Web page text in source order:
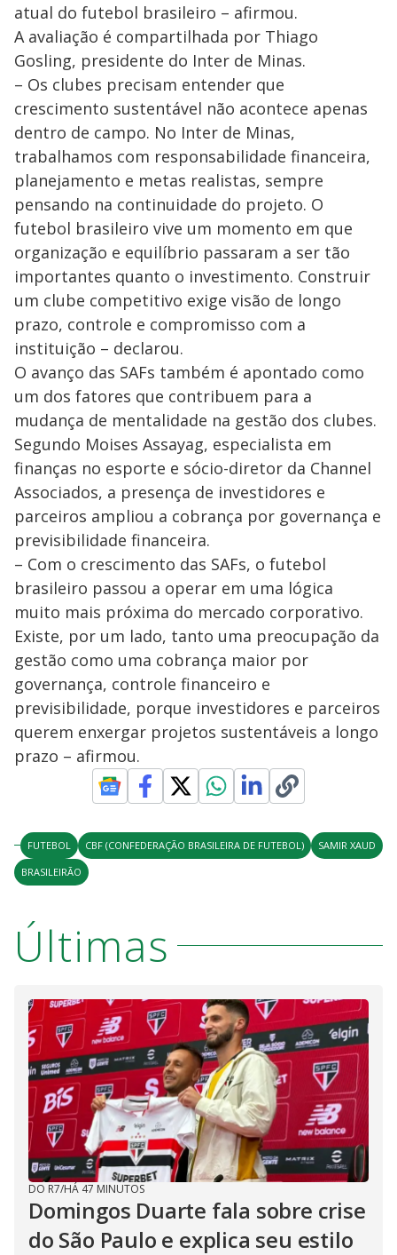
atual do futebol brasileiro – afirmou.
A avaliação é compartilhada por Thiago
Gosling, presidente do Inter de Minas.
– Os clubes precisam entender que
crescimento sustentável não acontece apenas
dentro de campo. No Inter de Minas,
trabalhamos com responsabilidade financeira,
planejamento e metas realistas, sempre
pensando na continuidade do projeto. O
futebol brasileiro vive um momento em que
organização e equilíbrio passaram a ser tão
importantes quanto o investimento. Construir
um clube competitivo exige visão de longo
prazo, controle e compromisso com a
instituição – declarou.
O avanço das SAFs também é apontado como
um dos fatores que contribuem para a
mudança de mentalidade na gestão dos clubes.
Segundo Moises Assayag, especialista em
finanças no esporte e sócio-diretor da Channel
Associados, a presença de investidores e
parceiros ampliou a cobrança por governança e
previsibilidade financeira.
– Com o crescimento das SAFs, o futebol
brasileiro passou a operar em uma lógica
muito mais próxima do mercado corporativo.
Existe, por um lado, tanto uma preocupação da
gestão como uma cobrança maior por
governança, controle financeiro e
previsibilidade, porque investidores e parceiros
querem enxergar projetos sustentáveis a longo
prazo – afirmou.
FUTEBOL CBF (CONFEDERAÇÃO BRASILEIRA DE FUTEBOL)
SAMIR XAUD
BRASILEIRÃO
Últimas
DO R7/HÁ 47 MINUTOS
Domingos Duarte fala sobre crise
do São Paulo e explica seu estilo